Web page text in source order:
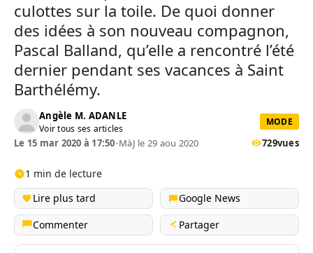
culottes sur la toile. De quoi donner
des idées à son nouveau compagnon,
Pascal Balland, qu’elle a rencontré l’été
dernier pendant ses vacances à Saint
Barthélémy.
Angèle M. ADANLE
Voir tous ses articles
MODE
Le 15 mar 2020 à 17:50•MàJ le 29 aou 2020 729vues
1 min de lecture
Lire plus tard
Google News
Commenter
Partager